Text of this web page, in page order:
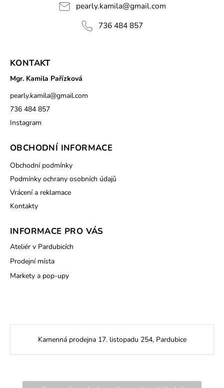
pearly.kamila@gmail.com
736 484 857
KONTAKT
Mgr. Kamila Pařízková
pearly.kamila@gmail.com
736 484 857
Instagram
OBCHODNÍ INFORMACE
Obchodní podmínky
Podmínky ochrany osobních údajů
Vrácení a reklamace
Kontakty
INFORMACE PRO VÁS
Ateliér v Pardubicích
Prodejní místa
Markety a pop-upy
Kamenná prodejna 17. listopadu 254, Pardubice